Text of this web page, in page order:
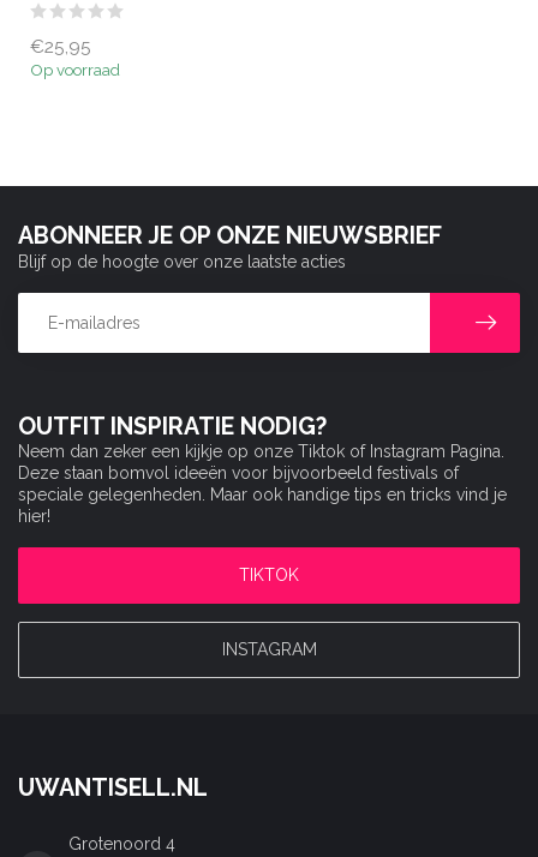
€25,95
Op voorraad
OUTFIT INSPIRATIE NODIG?
Neem dan zeker een kijkje op onze Tiktok of Instagram Pagina.
Deze staan bomvol ideeën voor bijvoorbeeld festivals of
speciale gelegenheden. Maar ook handige tips en tricks vind je
hier!
TIKTOK
INSTAGRAM
ABONNEER JE OP ONZE NIEUWSBRIEF
Blijf op de hoogte over onze laatste acties
UWANTISELL.NL
Grotenoord 4